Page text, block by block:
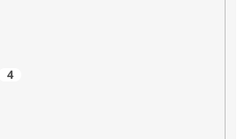
4